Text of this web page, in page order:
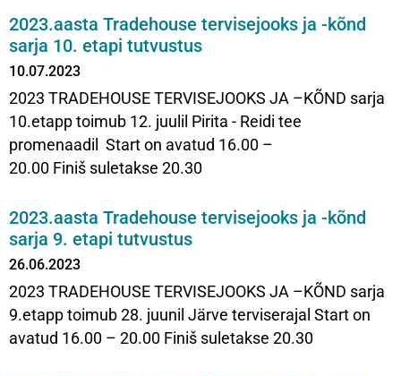
2023.aasta Tradehouse tervisejooks ja -kõnd
sarja 10. etapi tutvustus
10.07.2023
2023 TRADEHOUSE TERVISEJOOKS JA –KÕND sarja
10.etapp toimub 12. juulil Pirita - Reidi tee
promenaadil Start on avatud 16.00 –
20.00 Finiš suletakse 20.30
2023.aasta Tradehouse tervisejooks ja -kõnd
sarja 9. etapi tutvustus
26.06.2023
2023 TRADEHOUSE TERVISEJOOKS JA –KÕND sarja
9.etapp toimub 28. juunil Järve terviserajal Start on
avatud 16.00 – 20.00 Finiš suletakse 20.30